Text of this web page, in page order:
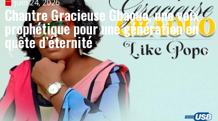
juin 24, 2026
Chantre Gracieuse Gbaouo, une voix
prophétique pour une génération en
quête d’éternité